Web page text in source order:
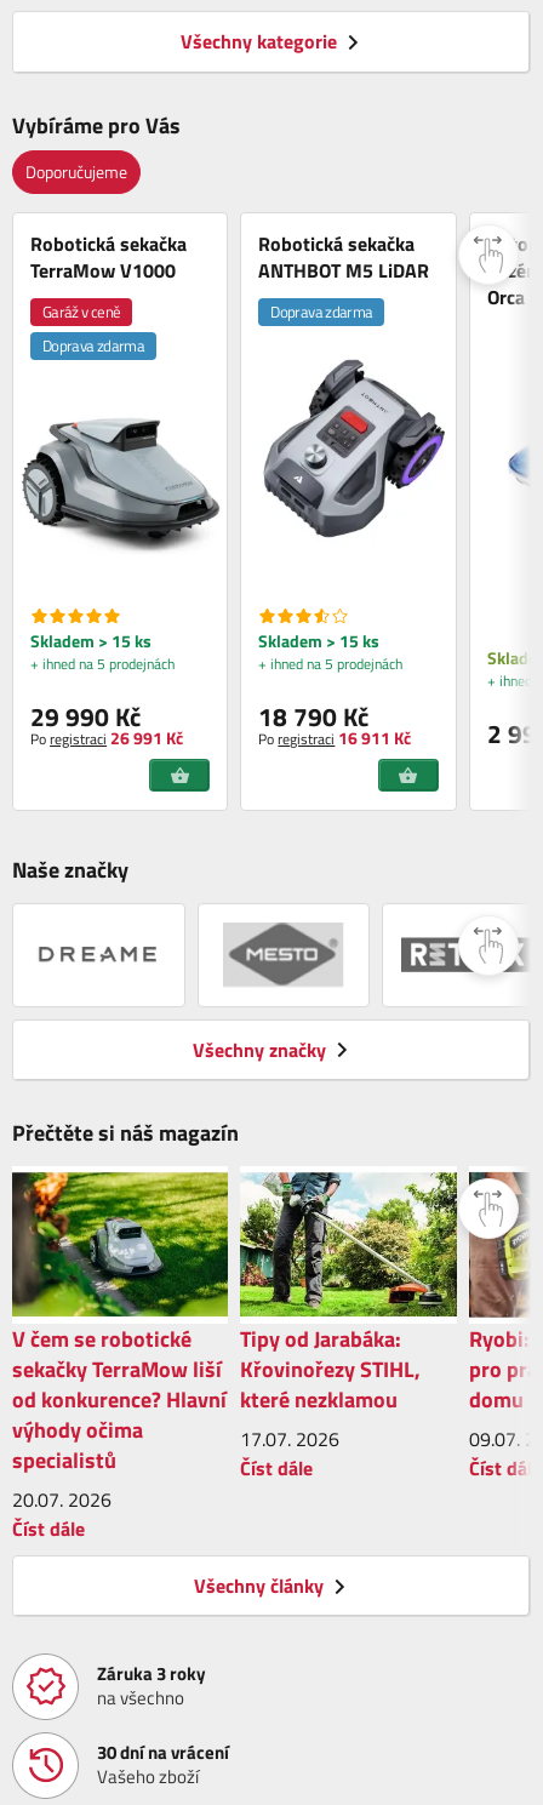
Všechny kategorie
Vybíráme pro Vás
Doporučujeme
Robotická sekačka
TerraMow V1000
Garáž v ceně
Doprava zdarma
Skladem > 15 ks
+ ihned na 5 prodejnách
29 990 Kč
Poregistraci 26 991 Kč
Robotická sekačka
ANTHBOT M5 LiDAR
Doprava zdarma
Skladem > 15 ks
+ ihned na 5 prodejnách
18 790 Kč
Poregistraci 16 911 Kč
Orca
+ ihned
2
Naše značky
Všechny značky
Přečtěte si náš magazín
V čem se robotické
sekačky TerraMow liší
od konkurence? Hlavní
výhody očima
specialistů
20.07. 2026
Číst dále
Tipy od Jarabáka:
Křovinořezy STIHL,
které nezklamou
17.07. 2026
Číst dále
Ryobi:
pro
domu
09.07.
Číst dále
Všechny články
Záruka 3 roky
na všechno
30 dní na vrácení
Vašeho zboží